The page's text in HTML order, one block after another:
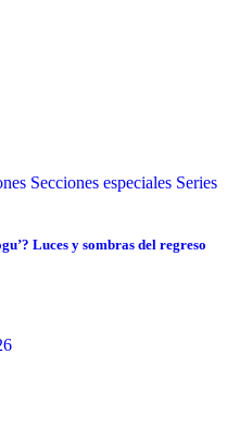
Secciones especiales Series
Luces y sombras del regreso